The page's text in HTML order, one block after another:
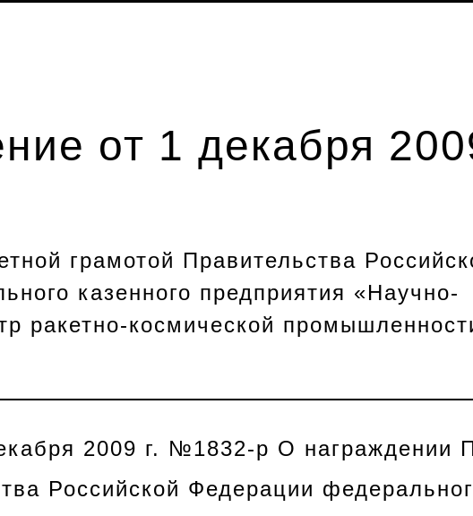
от 1 декабря
грамотой Правительства
казенного предприятия «Научно-
ракетно-космической
2009 г. №1832-р O награждении
Российской Федерации